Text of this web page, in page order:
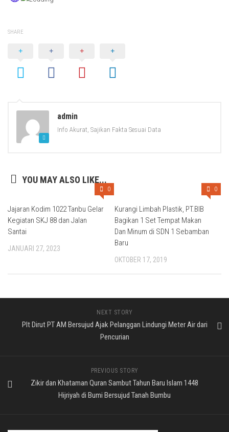
SHARE
admin
Info Akurat, Sajikan Fakta Sesuai Data
YOU MAY ALSO LIKE...
0
Jajaran Kodim 1022 Tanbu Gelar
Kegiatan SKJ 88 dan Jalan
Santai
JANUARI 27, 2023
0
Kurangi Limbah Plastik, PT.BIB
Bagikan 1 Set Tempat Makan
Dan Minum di SDN 1 Sebamban
Baru
OKTOBER 17, 2019
NEXT STORY
Plt Dirut PT AM Bersujud Ajak Pelanggan Lindungi Meter Air dari
Pencurian
PREVIOUS STORY
Zikir dan Khataman Quran Sambut Tahun Baru Islam 1448
Hijriyah di Bumi Bersujud Tanah Bumbu